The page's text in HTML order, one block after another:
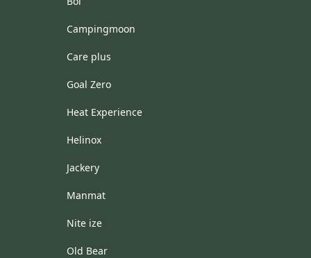
Campingmoon
Care plus
Goal Zero
Heat Experience
Helinox
Jackery
Manmat
Nite ize
Old Bear